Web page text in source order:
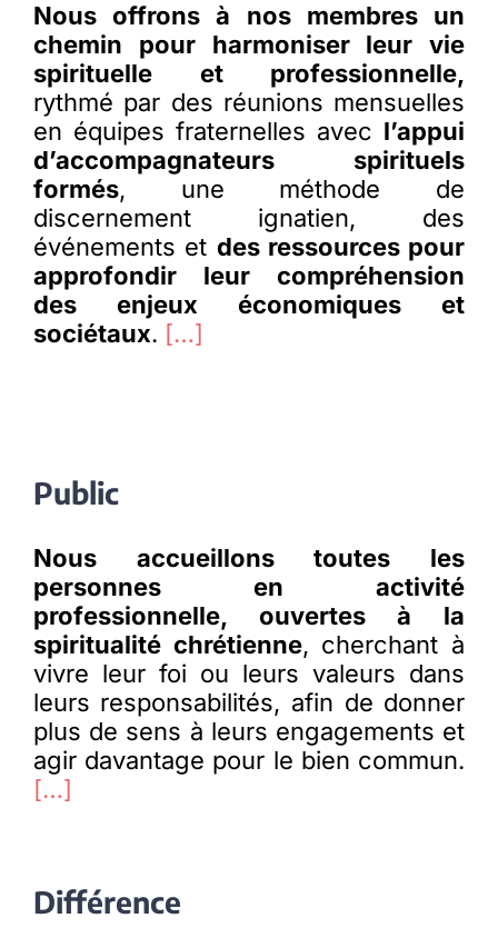
Nous offrons à nos membres un
chemin pour harmoniser leur vie
spirituelle et professionnelle,
rythmé par des réunions mensuelles
en équipes fraternelles avec l’appui
d’accompagnateurs spirituels
formés, une méthode de
discernement ignatien, des
événements et des ressources pour
approfondir leur compréhension
des enjeux économiques et
sociétaux. […]
Public
Nous accueillons toutes les
personnes en activité
professionnelle, ouvertes à la
spiritualité chrétienne, cherchant à
vivre leur foi ou leurs valeurs dans
leurs responsabilités, afin de donner
plus de sens à leurs engagements et
agir davantage pour le bien commun.
[…]
Différence